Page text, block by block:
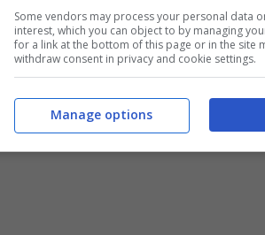
Some vendors may process your personal data
interest, which you can object to by managing
for a link at the bottom of this page or in the site
withdraw consent in privacy and cookie settings.
Manage options